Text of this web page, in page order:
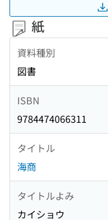
紙
資料種別
図書
ISBN
9784474066311
タイトル
海商
タイトルよみ
カイショウ